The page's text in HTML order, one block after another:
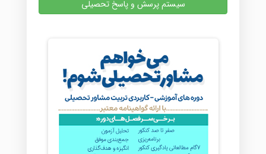
سیستم پرسش و پاسخ تحصیلی